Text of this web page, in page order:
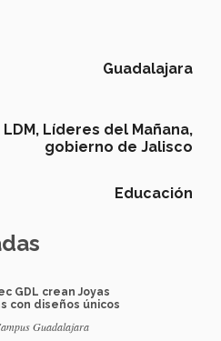
Guadalajara
LDM, Líderes del Mañana,
gobierno de Jalisco
Educación
GDL crean Joyas
con diseños únicos
Guadalajara